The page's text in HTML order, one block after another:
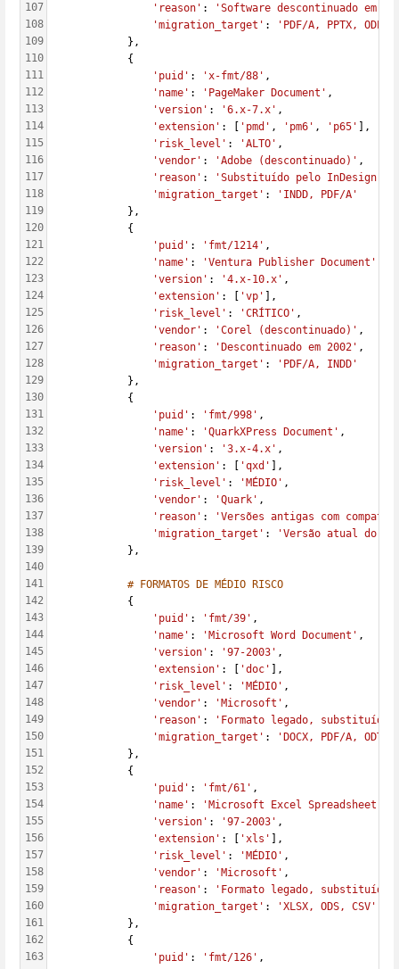
107
108
109
110
111
112
113
114
115
116
117
118
119
120
121
122
123
124
125
126
127
128
129
130
131
132
133
134
135
136
137
138
139
140
141
142
143
144
145
146
147
148
149
150
151
152
153
154
155
156
157
158
159
160
161
162
163
'reason' :
'Software descontinuado em
'migration_target' :
'PDF/A, PPTX, ODP'
            },
            {
'puid' : 'x-fmt/88' ,
'name' : 'PageMaker Document' ,
'version' : '6.x-7.x' ,
'extension' : [ 'pmd' , 'pm6' , 'p65'
],
'risk_level' : 'ALTO' ,
'vendor' : 'Adobe (descontinuado)' ,
'reason' :
'Substituído pelo InDesign em
'migration_target' :
'INDD, PDF/A'
            },
            {
'puid' : 'fmt/1214' ,
'name' : 'Ventura Publisher Document'
'version' : '4.x-10.x' ,
'extension' : [ 'vp'
],
'risk_level' : 'CRÍTICO' ,
'vendor' : 'Corel (descontinuado)' ,
'reason' : 'Descontinuado em 2002' ,
'migration_target' :
'PDF/A, INDD'
            },
            {
'puid' : 'fmt/998' ,
'name' : 'QuarkXPress Document' ,
'version' : '3.x-4.x' ,
'extension' : [ 'qxd'
],
'risk_level' : 'MÉDIO' ,
'vendor' : 'Quark' ,
'reason' :
'Versões antigas com
'migration_target' :
'Versão atual do
            },
# FORMATOS DE MÉDIO RISCO
            {
'puid' : 'fmt/39' ,
'name' : 'Microsoft Word Document' ,
'version' : '97-2003' ,
'extension' : [ 'doc'
],
'risk_level' : 'MÉDIO' ,
'vendor' : 'Microsoft' ,
'reason' :
'Formato legado, substituído
'migration_target' :
'DOCX, PDF/A, ODT'
            },
            {
'puid' : 'fmt/61' ,
'name' : 'Microsoft Excel Spreadsheet'
'version' : '97-2003' ,
'extension' : [ 'xls'
],
'risk_level' : 'MÉDIO' ,
'vendor' : 'Microsoft' ,
'reason' :
'Formato legado, substituído
'migration_target' :
'XLSX, ODS, CSV'
            },
            {
'puid' : 'fmt/126' ,